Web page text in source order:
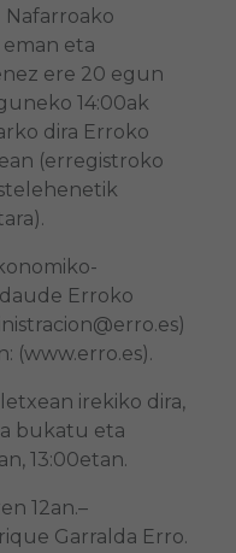
Nafarroako
eta
ere 20 egun
14:00ak
dira Erroko
(erregistroko
Erroko
(www.erro.es).
irekiko dira,
bukatu eta
13:00etan.
12an.–
Garralda Erro.